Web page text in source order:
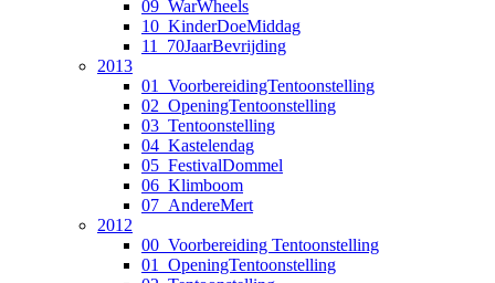
09_WarWheels
10_KinderDoeMiddag
11_70JaarBevrijding
2013
01_VoorbereidingTentoonstelling
02_OpeningTentoonstelling
03_Tentoonstelling
04_Kastelendag
05_FestivalDommel
06_Klimboom
07_AndereMert
2012
00_Voorbereiding Tentoonstelling
01_OpeningTentoonstelling